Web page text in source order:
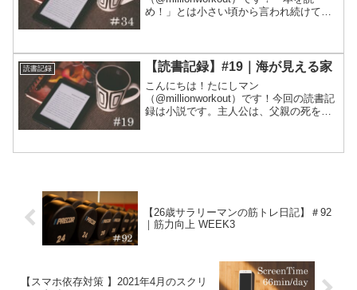
め！」とは小さい頃から言われ続けてき
の通じる大人、話が面白い大...
読書記録 【読書記録】#19｜海が見える家
こんにちは！たにしマン
（@millionworkout）です！今回の読書記
録は小説です。主人公は、父親の死をき
通じて「働く」ことや、「生きること」
【26歳サラリーマンの筋トレ日記】＃92
｜筋力向上 WEEK3
【スマホ依存対策 】2021年4月のスクリ